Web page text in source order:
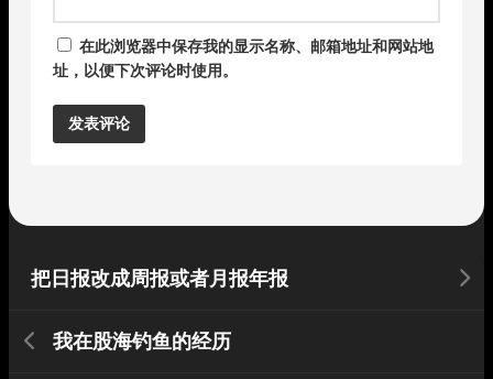
在此浏览器中保存我的显示名称、邮箱地址和网站地
址，以便下次评论时使用。
把日报改成周报或者月报年报
我在股海钓鱼的经历